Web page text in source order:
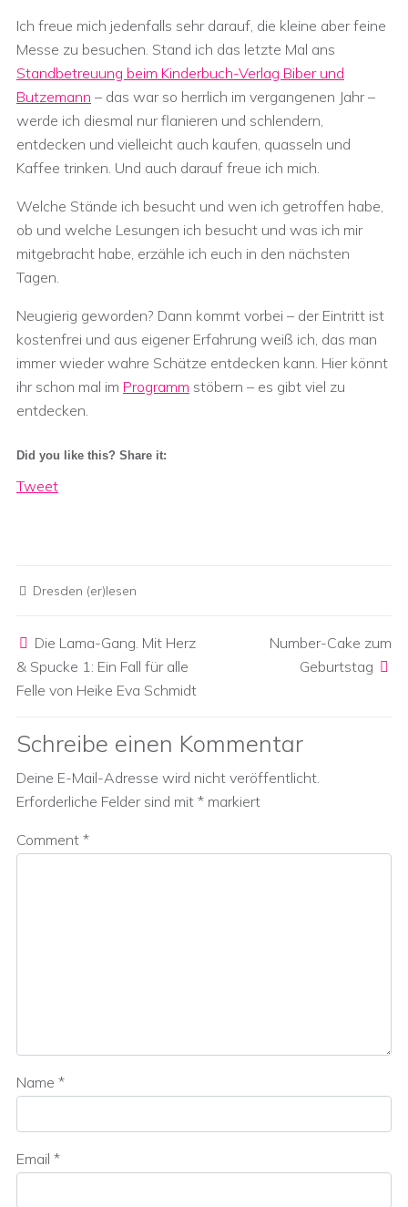
Ich freue mich jedenfalls sehr darauf, die kleine aber feine
Messe zu besuchen. Stand ich das letzte Mal ans
Standbetreuung beim Kinderbuch-Verlag Biber und
Butzemann – das war so herrlich im vergangenen Jahr –
werde ich diesmal nur flanieren und schlendern,
entdecken und vielleicht auch kaufen, quasseln und
Kaffee trinken. Und auch darauf freue ich mich.
Welche Stände ich besucht und wen ich getroffen habe,
ob und welche Lesungen ich besucht und was ich mir
mitgebracht habe, erzähle ich euch in den nächsten
Tagen.
Neugierig geworden? Dann kommt vorbei – der Eintritt ist
kostenfrei und aus eigener Erfahrung weiß ich, das man
immer wieder wahre Schätze entdecken kann. Hier könnt
ihr schon mal im Programm stöbern – es gibt viel zu
entdecken.
Did you like this? Share it:
Tweet
Dresden (er)lesen
Die Lama-Gang. Mit Herz
& Spucke 1: Ein Fall für alle
Felle von Heike Eva Schmidt
Number-Cake zum
Geburtstag
Schreibe einen Kommentar
Deine E-Mail-Adresse wird nicht veröffentlicht.
Erforderliche Felder sind mit * markiert
Comment *
Name *
Email *